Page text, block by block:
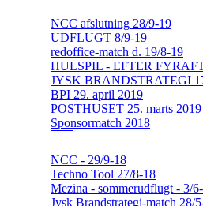
NCC afslutning 28/9-19
UDFLUGT 8/9-19
redoffice-match d. 19/8-19
HULSPIL - EFTER
JYSK BRANDSTRATEGI
BPI 29. april 2019
POSTHUSET 25. marts 2019
Sponsormatch 2018
NCC - 29/9-18
Techno Tool 27/8-18
Mezina - sommerudflugt - 3/
Jysk Brandstrategi-match 28/